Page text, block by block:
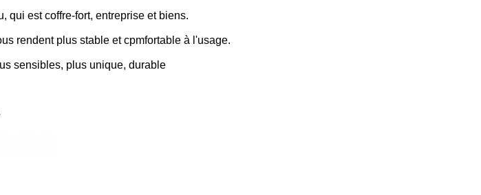
qui est coffre-fort, entreprise et biens.
rendent plus stable et cpmfortable à l'usage.
sensibles, plus unique, durable